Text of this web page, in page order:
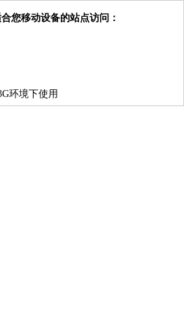
您移动设备的站点访问：
环境下使用